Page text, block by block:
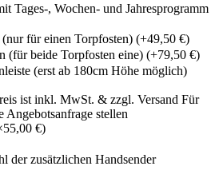
Tages-, Wochen- und Jahresprogramm
für einen Torpfosten) (+49,50 €)
(für beide Torpfosten eine) (+79,50 €)
(erst ab 180cm Höhe möglich)
ist inkl. MwSt. & zzgl. Versand Für
Angebotsanfrage stellen
€)
der zusätzlichen Handsender